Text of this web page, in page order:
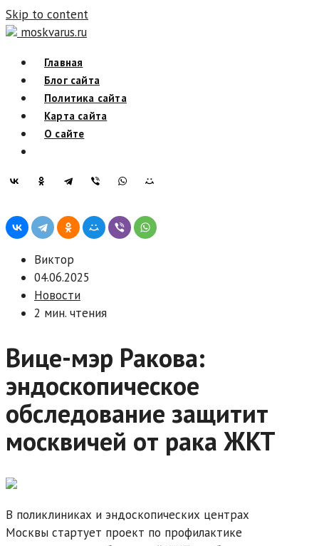
Skip to content
moskvarus.ru
Главная
Блог сайта
Политика сайта
Карта сайта
О сайте
Виктор
04.06.2025
Новости
2 мин. чтения
Вице-мэр Ракова:
эндоскопическое
обследование защитит
москвичей от рака ЖКТ
В поликлиниках и эндоскопических центрах
Москвы стартует проект по профилактике